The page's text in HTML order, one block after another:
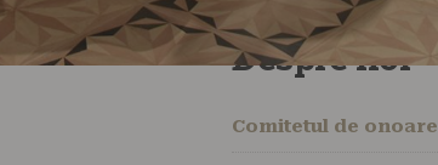
Despre noi
Comitetul de onoare